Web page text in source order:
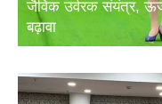
बढ़ावा